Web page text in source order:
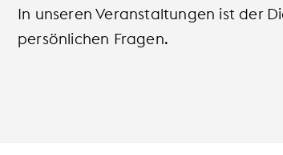
In unseren Veranstaltungen ist der
persönlichen Fragen.